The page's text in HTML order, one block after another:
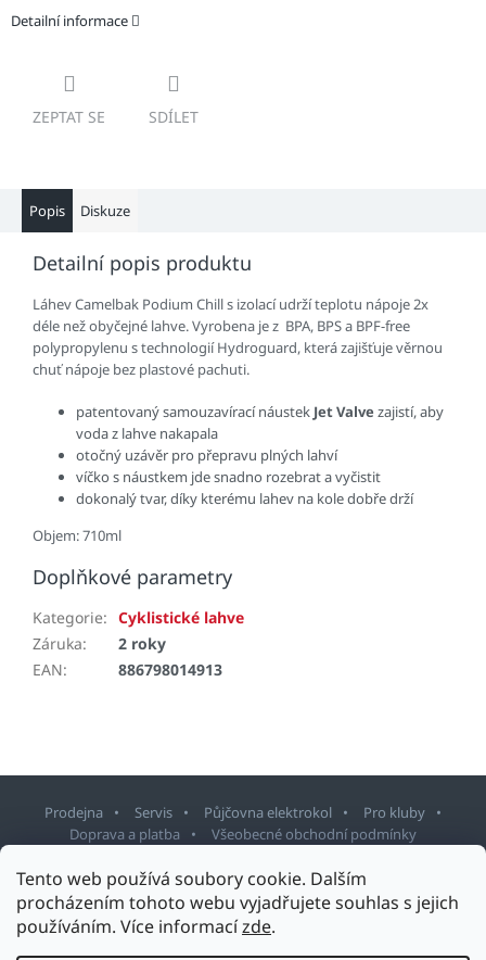
Tento web používá soubory cookie. Dalším
procházením tohoto webu vyjadřujete souhlas s jejich
používáním. Více informacízde.
Detailní informace
ZEPTAT SE SDÍLET
Popis Diskuze
Detailní popis produktu
Láhev Camelbak Podium Chill s izolací udrží teplotu nápoje 2x
déle než obyčejné lahve. Vyrobena je z BPA, BPS a BPF-free
polypropylenu s technologií Hydroguard, která zajišťuje věrnou
chuť nápoje bez plastové pachuti.
patentovaný samouzavírací náustek Jet Valve zajistí, aby
voda z lahve nakapala
otočný uzávěr pro přepravu plných lahví
víčko s náustkem jde snadno rozebrat a vyčistit
dokonalý tvar, díky kterému lahev na kole dobře drží
Objem: 710ml
Doplňkové parametry
Kategorie: Cyklistické lahve
Záruka:
2 roky
EAN: 886798014913
Prodejna Servis Půjčovna elektrokol
Pro kluby
Doprava a platba
Všeobecné obchodní podmínky